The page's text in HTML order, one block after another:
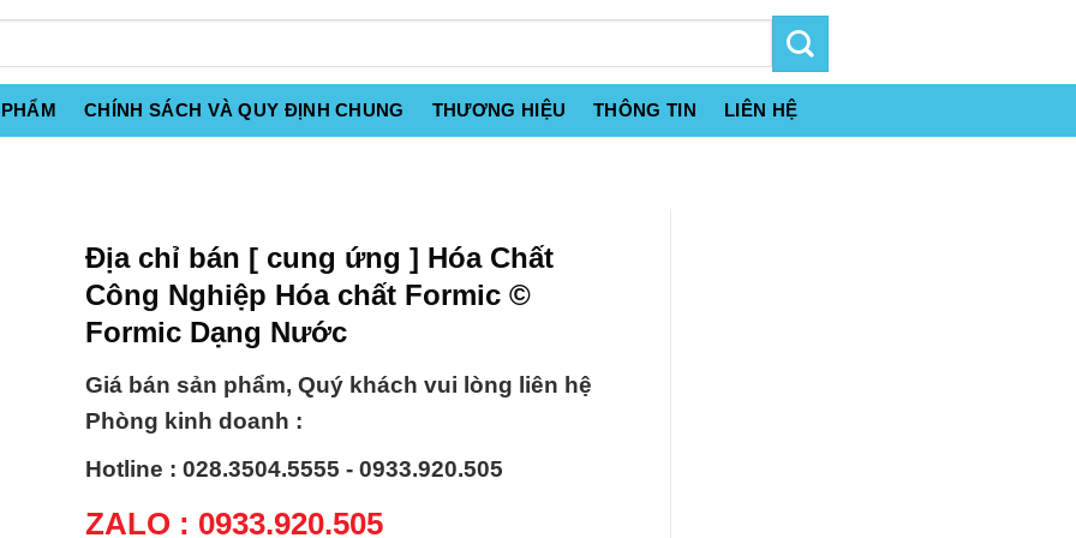
CHÍNH SÁCH VÀ QUY ĐỊNH CHUNG THƯƠNG HIỆU THÔNG TIN LIÊN HỆ
Địa chỉ bán [ cung ứng ] Hóa Chất
Công Nghiệp Hóa chất Formic ©
Formic Dạng Nước
Giá bán sản phẩm, Quý khách vui lòng liên hệ
Phòng kinh doanh :
Hotline : 028.3504.5555 - 0933.920.505
ZALO : 0933.920.505